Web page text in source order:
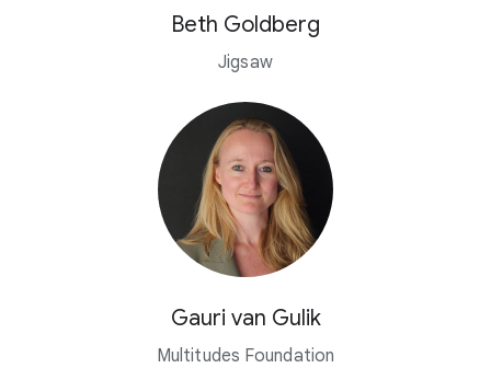
Beth Goldberg
Jigsaw
Gauri van Gulik
Multitudes Foundation